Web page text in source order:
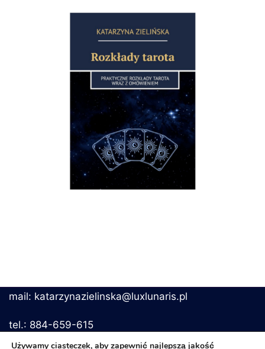
mail: katarzynazielinska@luxlunaris.pl
tel.: 884-659-615
Używamy ciasteczek, aby zapewnić najlepszą jakość